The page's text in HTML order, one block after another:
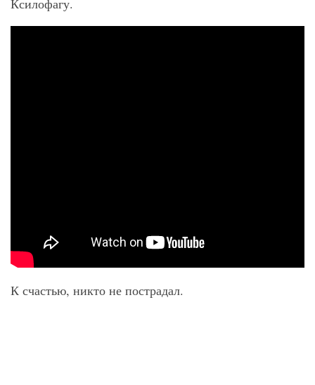
Ксилофагу.
К счастью, никто не пострадал.